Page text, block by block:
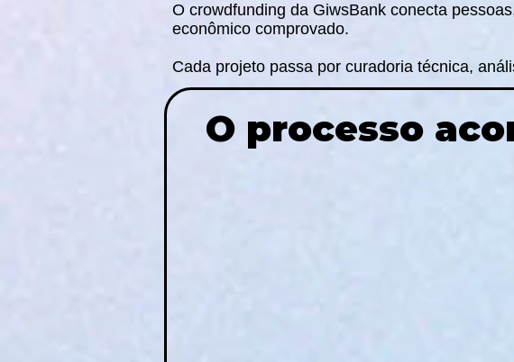
O crowdfunding da GiwsBank conecta
econômico comprovado.
Cada projeto passa por curadoria técnica,
O processo